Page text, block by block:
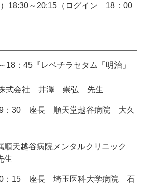
18:30～20:15（ログイン 18：00
18：45『レベチラセタム「明治」
株式会社 井澤 崇弘 先生
：30 座長 順天堂越谷病院 大久
順天越谷病院メンタルクリニック
生
20：15 座長 埼玉医科大学病院 石